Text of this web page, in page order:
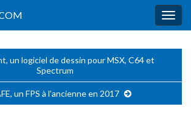
un logiciel de dessin pour MSX, C64 et
Spectrum
un FPS à l’ancienne en 2017